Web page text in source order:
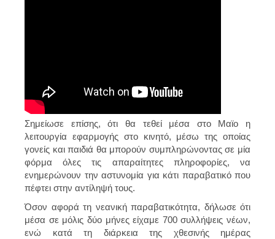
Σημείωσε επίσης, ότι θα τεθεί μέσα στο Μαϊο η
λειτουργία εφαρμογής στο κινητό, μέσω της οποίας
γονείς και παιδιά θα μπορούν συμπληρώνοντας σε μία
φόρμα όλες τις απαραίτητες πληροφορίες, να
ενημερώνουν την αστυνομία για κάτι παραβατικό που
πέφτει στην αντίληψή τους.
Όσον αφορά τη νεανική παραβατικότητα, δήλωσε ότι
μέσα σε μόλις δύο μήνες είχαμε 700 συλλήψεις νέων,
ενώ κατά τη διάρκεια της χθεσινής ημέρας